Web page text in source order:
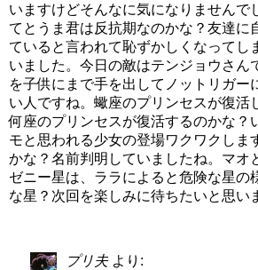
いますけどそんなに気になりませんで
てとうま君は反抗期なのかな？友達に
ていると言われて恥ずかしくなってし
いました。今日の敵はテンジョウさん
を子供にまで手を出してノットリガー
い人ですね。蠍座のプリンセスが復活
何座のプリンセスが復活するのかな？
モと思われる少女の登場ワクワクしま
かな？名前判明していましたね。マオ
ゼニー星は、ララによると危険な星の
な星？次回を楽しみに待ちたいと思い
プリ夫 より: